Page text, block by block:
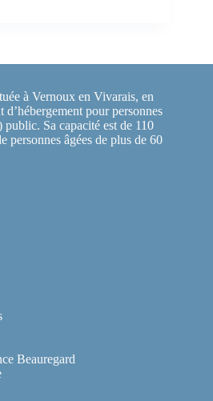
à Vernoux en Vivarais, en
pour personnes
Sa capacité est de 110
personnes âgées de plus de 60
Beauregard